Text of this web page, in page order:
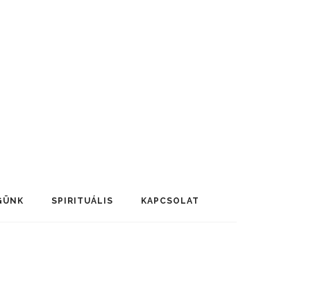
SPIRITUÁLIS KAPCSOLAT